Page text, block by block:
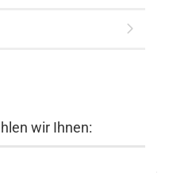
wir Ihnen: